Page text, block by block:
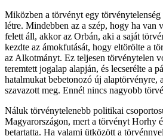
Miközben a törvényt egy törvénytelenség
létre. Mindebben az a szép, hogy ha van
felett áll, akkor az Orbán, aki a saját
kezdte az ámokfutását, hogy eltörölte a
az Alkotmányt. Ez teljesen törvénytelen
teremtett jogalap alapján, és lecserélte a
hatalmukat bebetonozó új
szavazott meg. Ennél nincs nagyobb
Náluk törvénytelenebb politikai
Magyarországon, mert a törvényt Horhy
betartatta. Ha valami ütközött a